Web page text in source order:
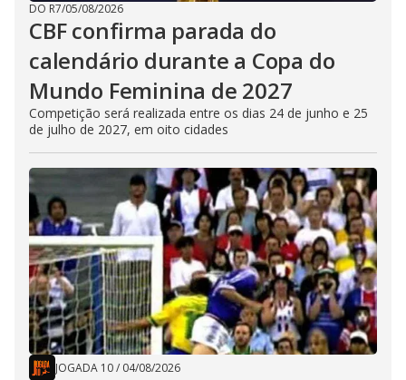
DO R7/05/08/2026
CBF confirma parada do
calendário durante a Copa do
Mundo Feminina de 2027
Competição será realizada entre os dias 24 de junho e 25
de julho de 2027, em oito cidades
JOGADA 10/ 04/08/2026